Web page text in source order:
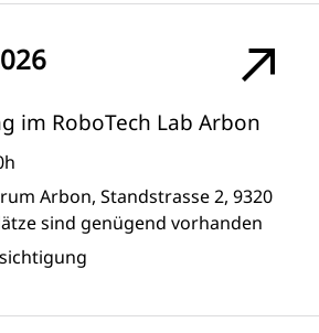
im RoboTech Lab Arbon
Arbon, Standstrasse 2, 9320
sind genügend vorhanden